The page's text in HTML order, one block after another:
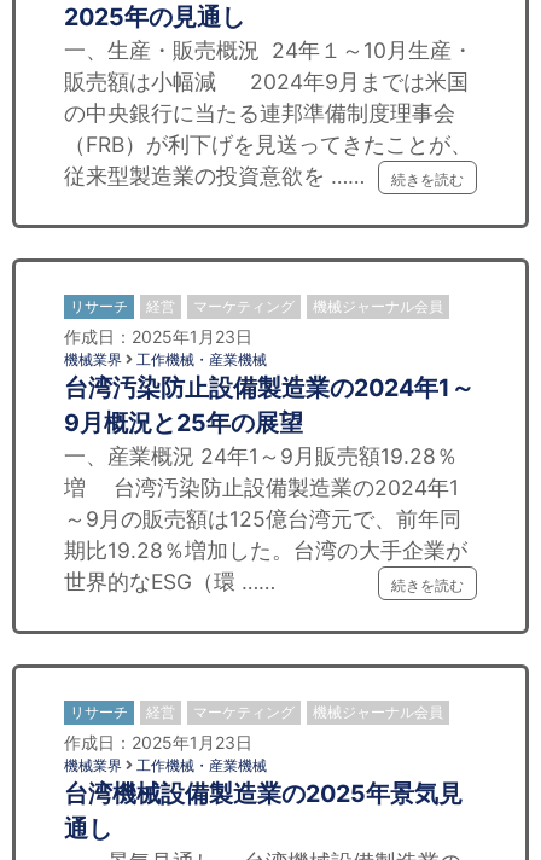
2025年の見通し
一、生産・販売概況 24年１～10月生産・
販売額は小幅減 2024年9月までは米国
の中央銀行に当たる連邦準備制度理事会
（FRB）が利下げを見送ってきたことが、
従来型製造業の投資意欲を ……
続きを読む
リサーチ 経営 マーケティング 機械ジャーナル会員
作成日：2025年1月23日
機械業界 工作機械・産業機械
台湾汚染防止設備製造業の2024年1～
9月概況と25年の展望
一、産業概況 24年1～9月販売額19.28％
増 台湾汚染防止設備製造業の2024年1
～9月の販売額は125億台湾元で、前年同
期比19.28％増加した。台湾の大手企業が
世界的なESG（環 ……
続きを読む
リサーチ 経営 マーケティング 機械ジャーナル会員
作成日：2025年1月23日
機械業界 工作機械・産業機械
台湾機械設備製造業の2025年景気見
通し